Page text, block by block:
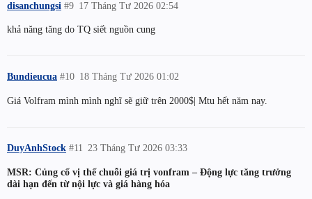
disanchungsi 17 Tháng Tư 2026 02:54
#9
khả năng tăng do TQ siết nguồn cung
Bundieucua 18 Tháng Tư 2026 01:02
#10
Giá Volfram mình mình nghĩ sẽ giữ trên 2000$| Mtu hết năm nay.
DuyAnhStock 23 Tháng Tư 2026 03:33
#11
MSR: Củng cố vị thế chuỗi giá trị vonfram – Động lực tăng trưởng
dài hạn đến từ nội lực và giá hàng hóa